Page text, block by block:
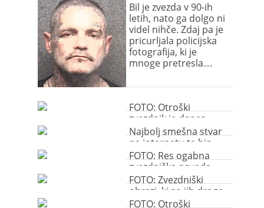
Bil je zvezda v 90-ih
letih, nato ga dolgo ni
videl nihče. Zdaj pa je
pricurljala policijska
fotografija, ki je
mnoge pretresla…
FOTO: Otroški
zvezdnik je danes
neprepoznaven!
Najbolj smešna stvar
na internetu ta hip
FOTO: Res ogabna
zvezdniška navada
FOTO: Zvezdniški
obrazi, ki so jih droge
vidno spremenile
FOTO: Otroški